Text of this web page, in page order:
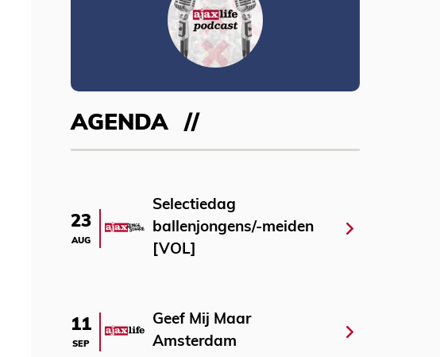
AGENDA
23
AUG
Selectiedag
ballenjongens/-meiden
[VOL]
11
SEP
Geef Mij Maar
Amsterdam